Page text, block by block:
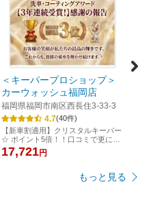
＜キーパープロショップ＞
カーウォッシュ福岡店
福岡県福岡市南区西長住3-33-3
4.7(40件)
【新車割適用】クリスタルキーパー
☆️ ポイント5倍！！口コミで更にポ
イントプレゼント☆
17,721円
コー
もっと見る